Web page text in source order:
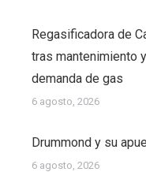
Regasificadora de
tras mantenimiento
demanda de gas
6 agosto, 2026
Drummond y su
6 agosto, 2026